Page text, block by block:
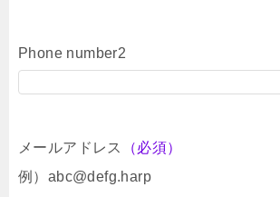
Phone number2
メールアドレス
（必須）
例）abc@defg.harp